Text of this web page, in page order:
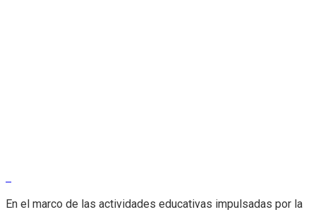
En el marco de las actividades educativas impulsadas por la